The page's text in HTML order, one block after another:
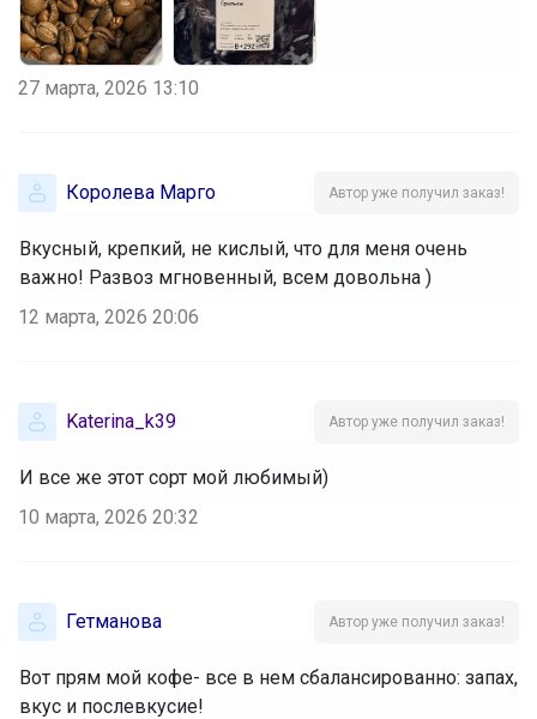
27 марта, 2026 13:10
Королева Марго Автор уже получил заказ!
Вкусный, крепкий, не кислый, что для меня очень
важно! Развоз мгновенный, всем довольна )
12 марта, 2026 20:06
Katerina_k39 Автор уже получил заказ!
И все же этот сорт мой любимый)
10 марта, 2026 20:32
Гетманова Автор уже получил заказ!
Вот прям мой кофе- все в нем сбалансированно: запах,
вкус и послевкусие!